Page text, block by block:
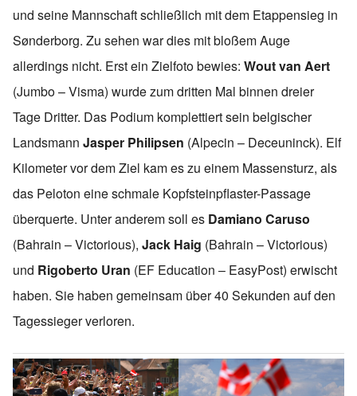
und seine Mannschaft schließlich mit dem Etappensieg in
Sønderborg. Zu sehen war dies mit bloßem Auge
allerdings nicht. Erst ein Zielfoto bewies: Wout van Aert
(Jumbo – Visma) wurde zum dritten Mal binnen dreier
Tage Dritter. Das Podium komplettiert sein belgischer
Landsmann Jasper Philipsen (Alpecin – Deceuninck). Elf
Kilometer vor dem Ziel kam es zu einem Massensturz, als
das Peloton eine schmale Kopfsteinpflaster-Passage
überquerte. Unter anderem soll es Damiano Caruso
(Bahrain – Victorious), Jack Haig (Bahrain – Victorious)
und Rigoberto Uran (EF Education – EasyPost) erwischt
haben. Sie haben gemeinsam über 40 Sekunden auf den
Tagessieger verloren.